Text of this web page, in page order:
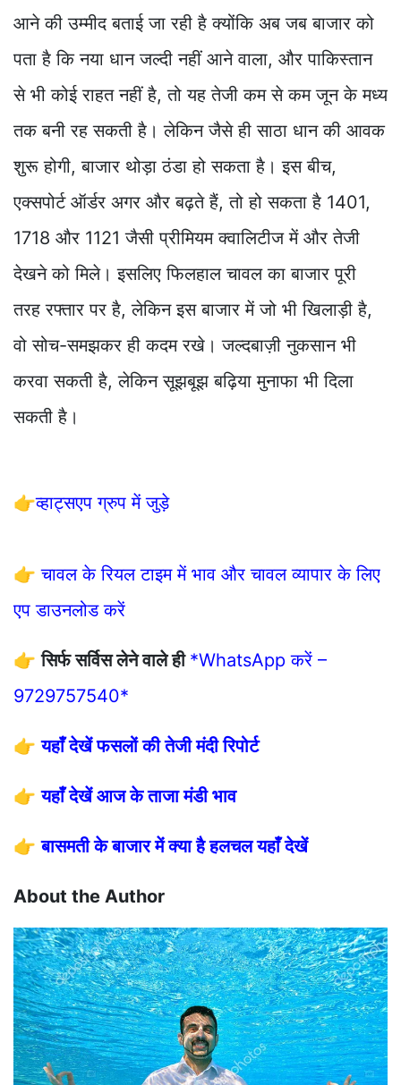
आने की उम्मीद बताई जा रही है क्योंकि अब जब बाजार को
पता है कि नया धान जल्दी नहीं आने वाला, और पाकिस्तान
से भी कोई राहत नहीं है, तो यह तेजी कम से कम जून के मध्य
तक बनी रह सकती है। लेकिन जैसे ही साठा धान की आवक
शुरू होगी, बाजार थोड़ा ठंडा हो सकता है। इस बीच,
एक्सपोर्ट ऑर्डर अगर और बढ़ते हैं, तो हो सकता है 1401,
1718 और 1121 जैसी प्रीमियम क्वालिटीज में और तेजी
देखने को मिले। इसलिए फिलहाल चावल का बाजार पूरी
तरह रफ्तार पर है, लेकिन इस बाजार में जो भी खिलाड़ी है,
वो सोच-समझकर ही कदम रखे। जल्दबाज़ी नुकसान भी
करवा सकती है, लेकिन सूझबूझ बढ़िया मुनाफा भी दिला
सकती है।
👉व्हाट्सएप ग्रुप में जुड़े
👉चावल के रियल टाइम में भाव और चावल व्यापार के लिए
एप डाउनलोड करें
👉सिर्फ सर्विस लेने वाले ही *WhatsApp करें –
9729757540*
👉यहाँ देखें फसलों की तेजी मंदी रिपोर्ट
👉यहाँ देखें आज के ताजा मंडी भाव
👉बासमती के बाजार में क्या है हलचल यहाँ देखें
About the Author